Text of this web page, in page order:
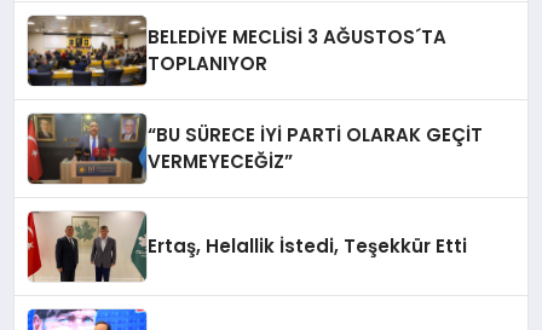
BELEDİYE MECLİSİ 3 AĞUSTOS´TA
TOPLANIYOR
“BU SÜRECE İYİ PARTİ OLARAK GEÇİT
VERMEYECEĞİZ”
Ertaş, Helallik İstedi, Teşekkür Etti